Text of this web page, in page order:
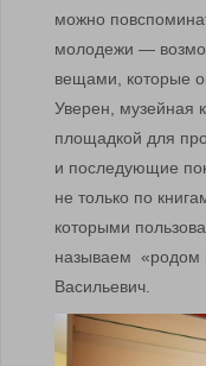
можно
молодежи —
вещами, которые
Уверен, музейная
площадкой для
и последующие
не только по
которыми
называем «родом
Васильевич.